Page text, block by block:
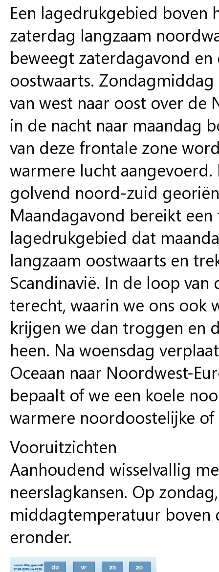
Een lagedrukgebied boven
zaterdag langzaam
beweegt zaterdagavond
oostwaarts.
van west naar oost over de
in de nacht naar maandag
van deze frontale zone
warmere lucht
golvend noord-zuid
Maandagavond bereikt
lagedrukgebied dat
langzaam oostwaarts en
Scandinavië. In de loop
terecht, waarin we ons ook
krijgen we dan troggen en
heen. Na woensdag
Oceaan naar Noordwest-
bepaalt of we een koele
warmere noordoostelijke
Vooruitzichten
Aanhoudend wisselvallig
neerslagkansen. Op
middagtemperatuur boven
eronder.